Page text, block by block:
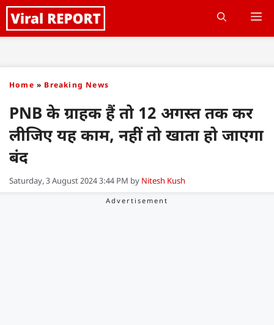
Skip
to
Home » Breaking News
PNB के ग्राहक हैं तो 12 अगस्त तक कर
लीजिए यह काम, नहीं तो खाता हो जाएगा
बंद
Saturday, 3 August 2024 3:44 PM by Nitesh Kush